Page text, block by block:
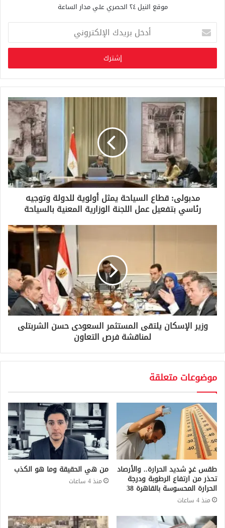
موقع النيل ٢٤ الحصري علي مدار الساعة
خ
ب
ر
ي
إ
ل
ك
ت
ر
مدبولى: قطاع السياحة يمثل أولوية للدولة وتوجيه
رئاسي بتفعيل عمل اللجنة الوزارية المعنية بالسياحة
وزير الإسكان يلتقى المستثمر السعودى حسن الشربتلى
لمناقشة فرص التعاون
موضوعات متعلقة
طقس غدٍ شديد الحرارة.. والأرصاد
تحذر من ارتفاع الرطوبة ودرجة
الحرارة المحسوسة بالقاهرة 38
منذ 4 ساعات
من هي الحقيقة وما هو الكذب
منذ 4 ساعات